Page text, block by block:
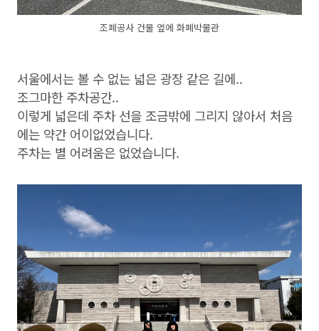
조폐공사 건물 옆에 화폐박물관
서울에서는 볼 수 없는 넓은 광장 같은 길에..
조그마한 주차공간..
이렇게 넓은데 주차 선을 조금밖에 그리지 않아서 처음
에는 약간 어이없었습니다.
주차는 별 어려움은 없었습니다.